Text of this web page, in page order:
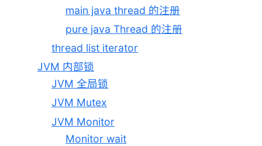
main java thread 的注册
pure java Thread 的注册
thread list iterator
JVM 内部锁
JVM 全局锁
JVM Mutex
JVM Monitor
Monitor wait